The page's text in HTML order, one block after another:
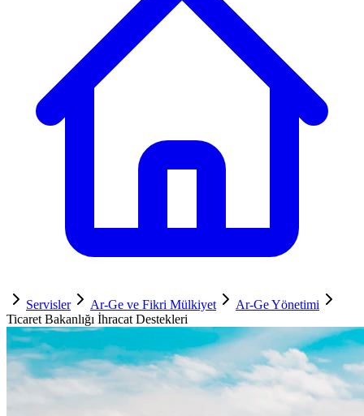
Servisler Ar-Ge ve Fikri Mülkiyet
Ar-Ge Yönetimi
Ticaret Bakanlığı İhracat Destekleri